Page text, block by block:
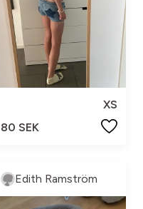
XS
80 SEK
Edith Ramström